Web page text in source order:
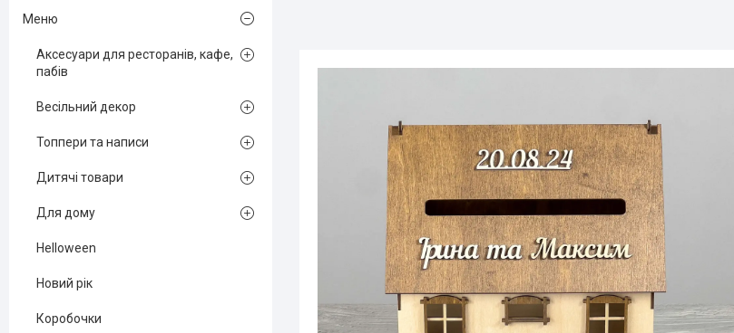
Меню
Аксесуари для ресторанів, кафе,
пабів
Весільний декор
Топпери та написи
Дитячі товари
Для дому
Helloween
Новий рік
Коробочки